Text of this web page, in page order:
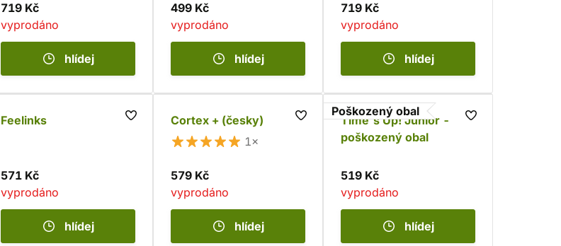
719 Kč
vyprodáno
hlídej
499 Kč
vyprodáno
hlídej
719 Kč
vyprodáno
hlídej
Feelinks
571 Kč
vyprodáno
hlídej
Cortex + (česky)
1×
579 Kč
vyprodáno
hlídej
Poškozený obal
Time´s Up! Junior -
poškozený obal
519 Kč
vyprodáno
hlídej